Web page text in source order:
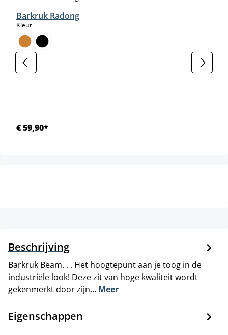
Barkruk Radong
Kleurselect
€ 59,90*
Beschrijving
Barkruk Beam. . . Het hoogtepunt aan je toog in de
industriële look! Deze zit van hoge kwaliteit wordt
gekenmerkt door zijn… Meer
Eigenschappen